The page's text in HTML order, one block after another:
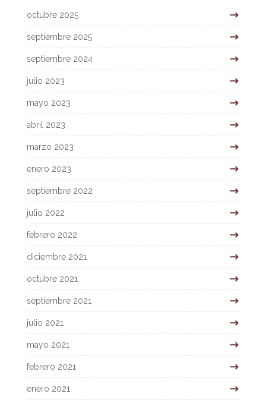
octubre 2025
septiembre 2025
septiembre 2024
julio 2023
mayo 2023
abril 2023
marzo 2023
enero 2023
septiembre 2022
julio 2022
febrero 2022
diciembre 2021
octubre 2021
septiembre 2021
julio 2021
mayo 2021
febrero 2021
enero 2021